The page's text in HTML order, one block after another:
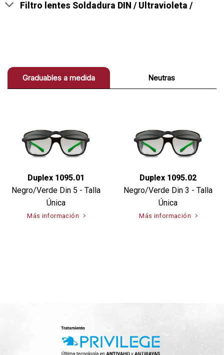
Filtro lentes Soldadura DIN / Ultravioleta /
Graduables a medida Neutras
Duplex 1095.01
Negro/Verde Din 5 - Talla
Única
Más información
Duplex 1095.02
Negro/Verde Din 3 - Talla
Única
Más información